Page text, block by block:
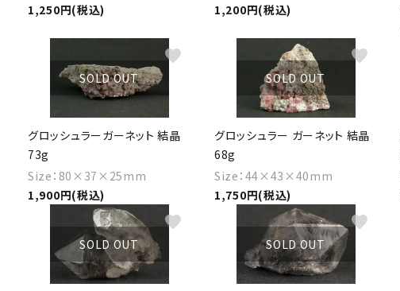
1,250円(税込)
1,200円(税込)
SOLD OUT
グロッシュラーガーネット 結晶
73g
Size：80×37×25mm
1,900円(税込)
favorite
SOLD OUT
グロッシュラー ガーネット 結晶
68g
Size：44×43×40mm
1,750円(税込)
favorite
SOLD OUT
favorite
SOLD OUT
favorite